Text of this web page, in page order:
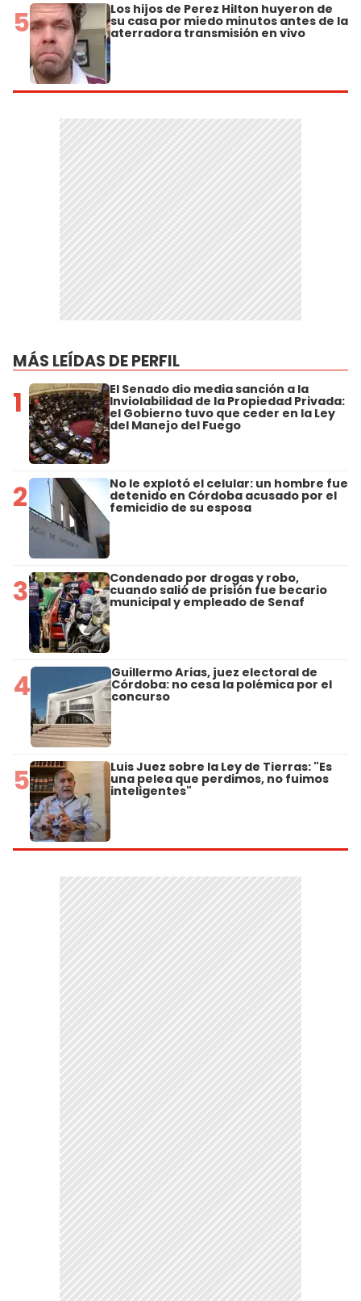
5 Los hijos de Perez Hilton huyeron de
su casa por miedo minutos antes de la
aterradora transmisión en vivo
MÁS LEÍDAS DE PERFIL
1 El Senado dio media sanción a la
Inviolabilidad de la Propiedad Privada:
el Gobierno tuvo que ceder en la Ley
del Manejo del Fuego
2 No le explotó el celular: un hombre fue
detenido en Córdoba acusado por el
femicidio de su esposa
3 Condenado por drogas y robo,
cuando salió de prisión fue becario
municipal y empleado de Senaf
4 Guillermo Arias, juez electoral de
Córdoba: no cesa la polémica por el
concurso
5 Luis Juez sobre la Ley de Tierras: "Es
una pelea que perdimos, no fuimos
inteligentes"